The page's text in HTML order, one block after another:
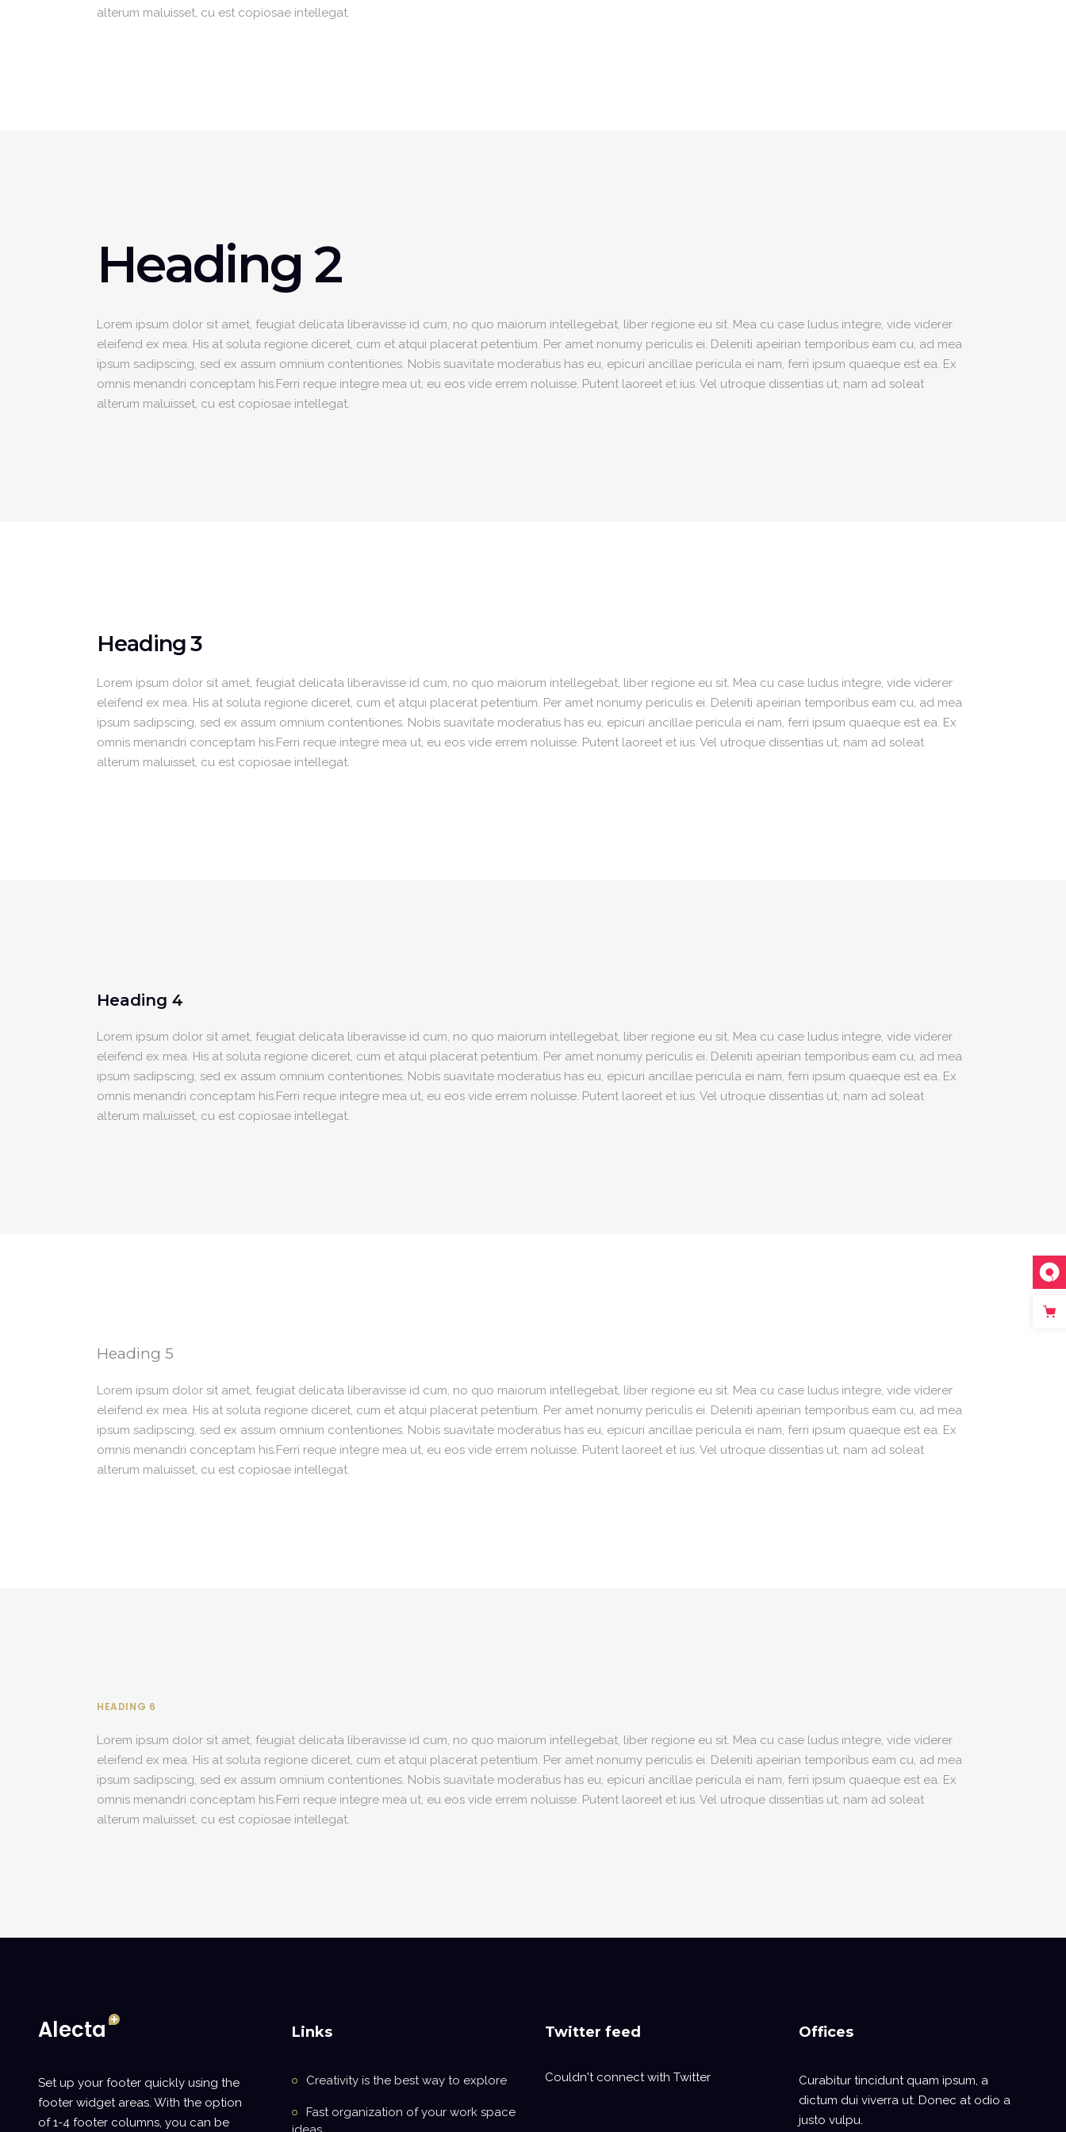
alterum maluisset, cu est copiosae intellegat.
Heading 2
Lorem ipsum dolor sit amet, feugiat delicata liberavisse id cum, no quo maiorum intellegebat, liber regione eu sit. Mea cu case ludus integre, vide viderer
eleifend ex mea. His at soluta regione diceret, cum et atqui placerat petentium. Per amet nonumy periculis ei. Deleniti apeirian temporibus eam cu, ad mea
ipsum sadipscing, sed ex assum omnium contentiones. Nobis suavitate moderatius has eu, epicuri ancillae pericula ei nam, ferri ipsum quaeque est ea. Ex
omnis menandri conceptam his.Ferri reque integre mea ut, eu eos vide errem noluisse. Putent laoreet et ius. Vel utroque dissentias ut, nam ad soleat
alterum maluisset, cu est copiosae intellegat.
Heading 3
Lorem ipsum dolor sit amet, feugiat delicata liberavisse id cum, no quo maiorum intellegebat, liber regione eu sit. Mea cu case ludus integre, vide viderer
eleifend ex mea. His at soluta regione diceret, cum et atqui placerat petentium. Per amet nonumy periculis ei. Deleniti apeirian temporibus eam cu, ad mea
ipsum sadipscing, sed ex assum omnium contentiones. Nobis suavitate moderatius has eu, epicuri ancillae pericula ei nam, ferri ipsum quaeque est ea. Ex
omnis menandri conceptam his.Ferri reque integre mea ut, eu eos vide errem noluisse. Putent laoreet et ius. Vel utroque dissentias ut, nam ad soleat
alterum maluisset, cu est copiosae intellegat.
Heading 4
Lorem ipsum dolor sit amet, feugiat delicata liberavisse id cum, no quo maiorum intellegebat, liber regione eu sit. Mea cu case ludus integre, vide viderer
eleifend ex mea. His at soluta regione diceret, cum et atqui placerat petentium. Per amet nonumy periculis ei. Deleniti apeirian temporibus eam cu, ad mea
ipsum sadipscing, sed ex assum omnium contentiones. Nobis suavitate moderatius has eu, epicuri ancillae pericula ei nam, ferri ipsum quaeque est ea. Ex
omnis menandri conceptam his.Ferri reque integre mea ut, eu eos vide errem noluisse. Putent laoreet et ius. Vel utroque dissentias ut, nam ad soleat
alterum maluisset, cu est copiosae intellegat.
Heading 5
Lorem ipsum dolor sit amet, feugiat delicata liberavisse id cum, no quo maiorum intellegebat, liber regione eu sit. Mea cu case ludus integre, vide viderer
eleifend ex mea. His at soluta regione diceret, cum et atqui placerat petentium. Per amet nonumy periculis ei. Deleniti apeirian temporibus eam cu, ad mea
ipsum sadipscing, sed ex assum omnium contentiones. Nobis suavitate moderatius has eu, epicuri ancillae pericula ei nam, ferri ipsum quaeque est ea. Ex
omnis menandri conceptam his.Ferri reque integre mea ut, eu eos vide errem noluisse. Putent laoreet et ius. Vel utroque dissentias ut, nam ad soleat
alterum maluisset, cu est copiosae intellegat.
HEADING 6
Lorem ipsum dolor sit amet, feugiat delicata liberavisse id cum, no quo maiorum intellegebat, liber regione eu sit. Mea cu case ludus integre, vide viderer
eleifend ex mea. His at soluta regione diceret, cum et atqui placerat petentium. Per amet nonumy periculis ei. Deleniti apeirian temporibus eam cu, ad mea
ipsum sadipscing, sed ex assum omnium contentiones. Nobis suavitate moderatius has eu, epicuri ancillae pericula ei nam, ferri ipsum quaeque est ea. Ex
omnis menandri conceptam his.Ferri reque integre mea ut, eu eos vide errem noluisse. Putent laoreet et ius. Vel utroque dissentias ut, nam ad soleat
alterum maluisset, cu est copiosae intellegat.
Set up your footer quickly using the
footer widget areas. With the option
of 1-4 footer columns, you can be
Links
Creativity is the best way to explore
Fast organization of your work space
Twitter feed
Couldn't connect with Twitter
Offices
Curabitur tincidunt quam ipsum, a
dictum dui viverra ut. Donec at odio a
justo vulpu.